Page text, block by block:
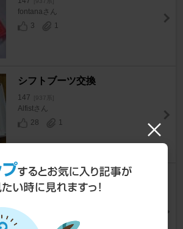
fontanaさん
3
1
シフトブーツ交換
147 [937系]
Alfistさん
28
1
シフトユニット/シフトケーブル
交換
147
kunyankunyanさん